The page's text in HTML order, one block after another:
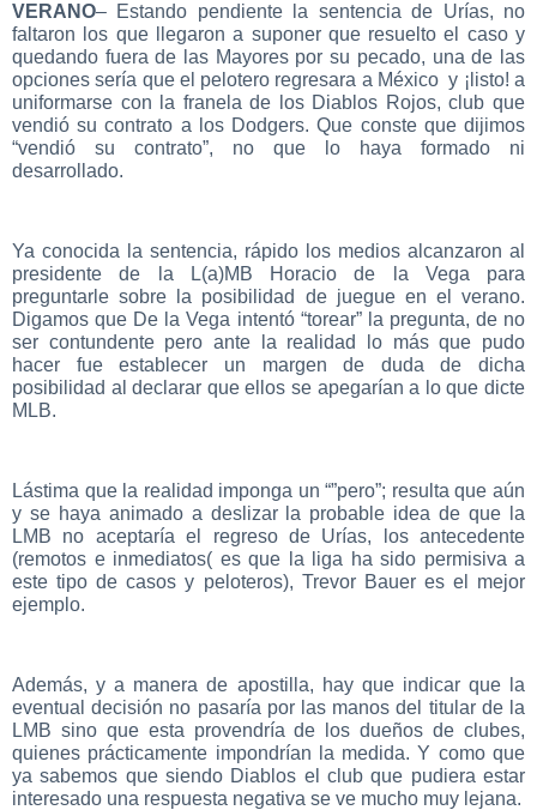
VERANO– Estando pendiente la sentencia de Urías, no
faltaron los que llegaron a suponer que resuelto el caso y
quedando fuera de las Mayores por su pecado, una de las
opciones sería que el pelotero regresara a México y ¡listo! a
uniformarse con la franela de los Diablos Rojos, club que
vendió su contrato a los Dodgers. Que conste que dijimos
“vendió su contrato”, no que lo haya formado ni
desarrollado.
Ya conocida la sentencia, rápido los medios alcanzaron al
presidente de la L(a)MB Horacio de la Vega para
preguntarle sobre la posibilidad de juegue en el verano.
Digamos que De la Vega intentó “torear” la pregunta, de no
ser contundente pero ante la realidad lo más que pudo
hacer fue establecer un margen de duda de dicha
posibilidad al declarar que ellos se apegarían a lo que dicte
MLB.
Lástima que la realidad imponga un “”pero”; resulta que aún
y se haya animado a deslizar la probable idea de que la
LMB no aceptaría el regreso de Urías, los antecedente
(remotos e inmediatos( es que la liga ha sido permisiva a
este tipo de casos y peloteros), Trevor Bauer es el mejor
ejemplo.
Además, y a manera de apostilla, hay que indicar que la
eventual decisión no pasaría por las manos del titular de la
LMB sino que esta provendría de los dueños de clubes,
quienes prácticamente impondrían la medida. Y como que
ya sabemos que siendo Diablos el club que pudiera estar
interesado una respuesta negativa se ve mucho muy lejana.